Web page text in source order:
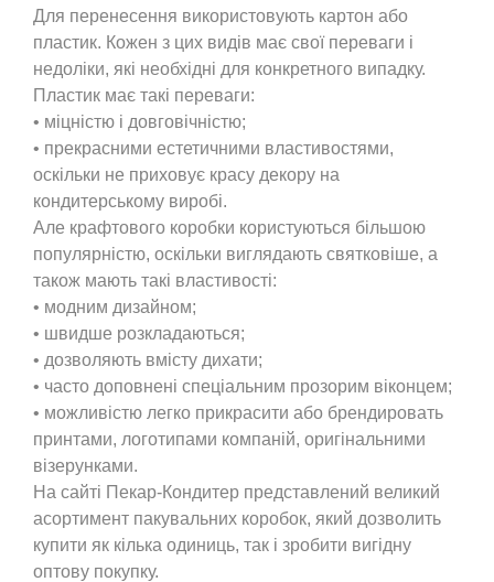
Для перенесення використовують картон або
пластик. Кожен з цих видів має свої переваги і
недоліки, які необхідні для конкретного випадку.
Пластик має такі переваги:
• міцністю і довговічністю;
• прекрасними естетичними властивостями,
оскільки не приховує красу декору на
кондитерському виробі.
Але крафтового коробки користуються більшою
популярністю, оскільки виглядають святковіше, а
також мають такі властивості:
• модним дизайном;
• швидше розкладаються;
• дозволяють вмісту дихати;
• часто доповнені спеціальним прозорим віконцем;
• можливістю легко прикрасити або брендировать
принтами, логотипами компаній, оригінальними
візерунками.
На сайті Пекар-Кондитер представлений великий
асортимент пакувальних коробок, який дозволить
купити як кілька одиниць, так і зробити вигідну
оптову покупку.